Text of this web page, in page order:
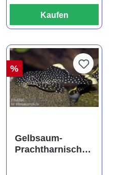
Kaufen
von 5 von 5 Sternen
%
Gelbsaum-
Prachtharnischw